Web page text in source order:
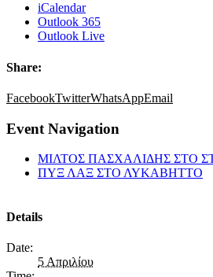
iCalendar
Outlook 365
Outlook Live
Share:
FacebookTwitterWhatsAppEmail
Event Navigation
ΜΙΛΤΟΣ ΠΑΣΧΑΛΙΔΗΣ ΣΤΟ
ΠΥΞ ΛΑΞ ΣΤΟ ΛΥΚΑΒΗΤΤΟ
Details
Date:
5 Απριλίου